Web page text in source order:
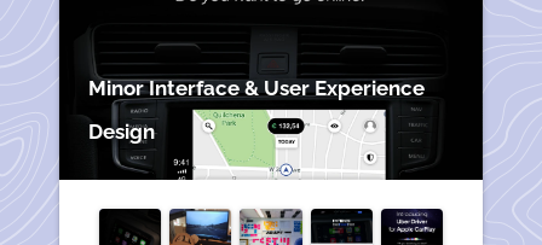
Minor Interface & User Experience
Design